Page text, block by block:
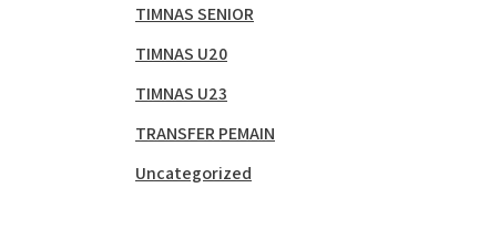
TIMNAS SENIOR
TIMNAS U20
TIMNAS U23
TRANSFER PEMAIN
Uncategorized